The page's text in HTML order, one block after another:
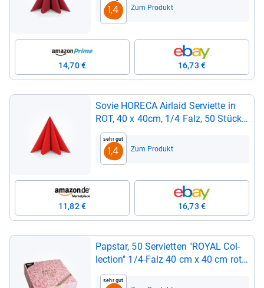
in Stoff­op­tik für Gastro­no­mie Hotel
Cate­ring und ele­gante Tisch­de­ko­ra­
1,4 Zum Produkt
14,70 € 16,73 €
Sovie HORECA Air­laid Ser­vi­ette in
ROT, 40 x 40cm, 1/4 Falz, 50 Stück,
hoch­wer­tige Ein­wegs­er­vi­et­ten in
Stoff­op­tik für Gastro­no­mie & pri­vate
Fei­ern, Weih­nach­ten
Sehr gut
1,4 Zum Produkt
11,82 € 16,73 €
Papstar, 50 Ser­vi­et­ten "ROYAL Col­
lec­tion" 1/4-​Falz 40 cm x 40 cm rot
"Damas­cato", #84998
Sehr gut